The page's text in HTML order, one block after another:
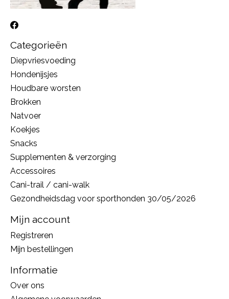
Categorieën
Diepvriesvoeding
Hondenijsjes
Houdbare worsten
Brokken
Natvoer
Koekjes
Snacks
Supplementen & verzorging
Accessoires
Cani-trail / cani-walk
Gezondheidsdag voor sporthonden 30/05/2026
Mijn account
Registreren
Mijn bestellingen
Informatie
Over ons